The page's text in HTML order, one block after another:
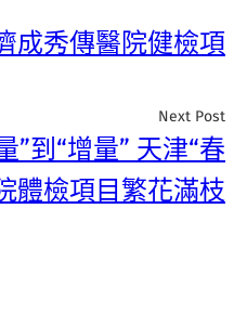
成秀傳醫院健檢項
Next Post
”到“增量” 天津“春
體檢項目繁花滿枝